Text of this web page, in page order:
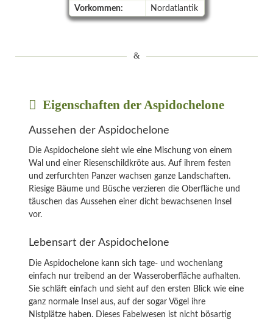
Vorkommen:
Nordatlantik
Eigenschaften der Aspidochelone
Aussehen der Aspidochelone
Die Aspidochelone sieht wie eine Mischung von einem
Wal und einer Riesenschildkröte aus. Auf ihrem festen
und zerfurchten Panzer wachsen ganze Landschaften.
Riesige Bäume und Büsche verzieren die Oberfläche und
täuschen das Aussehen einer dicht bewachsenen Insel
vor.
Lebensart der Aspidochelone
Die Aspidochelone kann sich tage- und wochenlang
einfach nur treibend an der Wasseroberfläche aufhalten.
Sie schläft einfach und sieht auf den ersten Blick wie eine
ganz normale Insel aus, auf der sogar Vögel ihre
Nistplätze haben. Dieses Fabelwesen ist nicht bösartig